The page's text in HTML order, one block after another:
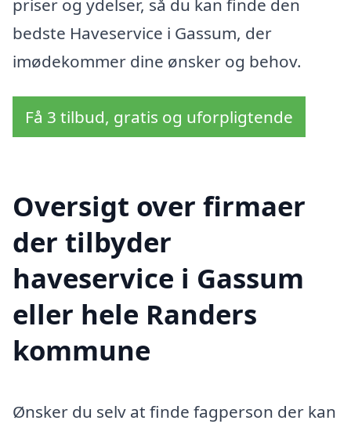
priser og ydelser, så du kan finde den
bedste Haveservice i Gassum, der
imødekommer dine ønsker og behov.
Få 3 tilbud, gratis og uforpligtende
Oversigt over firmaer
der tilbyder
haveservice i Gassum
eller hele Randers
kommune
Ønsker du selv at finde fagperson der kan